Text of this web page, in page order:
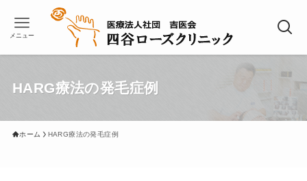
メニュー
HARG療法の発毛症例
ホーム HARG療法の発毛症例